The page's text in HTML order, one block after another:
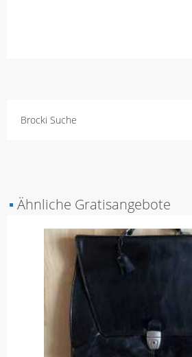
Brocki Suche
▪ Ähnliche Gratisangebote